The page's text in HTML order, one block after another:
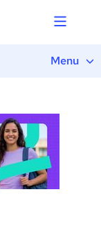
Menu
Líquida?